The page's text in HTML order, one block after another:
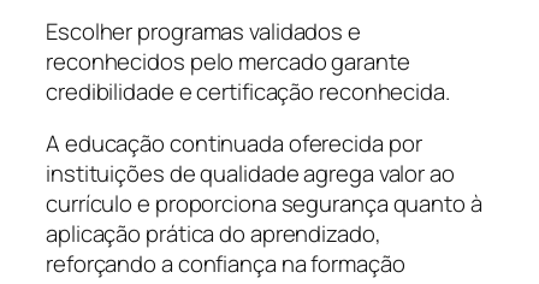
Escolher programas validados e
reconhecidos pelo mercado garante
credibilidade e certificação reconhecida.
A educação continuada oferecida por
instituições de qualidade agrega valor ao
currículo e proporciona segurança quanto à
aplicação prática do aprendizado,
reforçando a confiança na formação